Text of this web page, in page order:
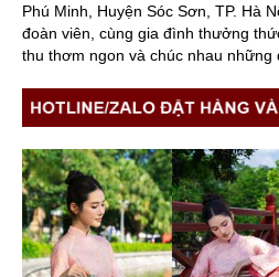
Phú Minh, Huyện Sóc Sơn, TP. Hà
đoàn viên, cùng gia đình thưởng
thu thơm ngon và chúc nhau những